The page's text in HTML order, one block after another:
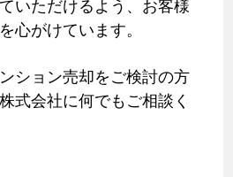
心がけています。
ション売却をご検討の方
式会社に何でもご相談く